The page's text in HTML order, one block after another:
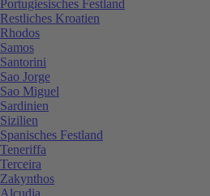
Portugiesisches Festland
Restliches Kroatien
Rhodos
Samos
Santorini
Sao Jorge
Sao Miguel
Sardinien
Sizilien
Spanisches Festland
Teneriffa
Terceira
Zakynthos
Alcudia